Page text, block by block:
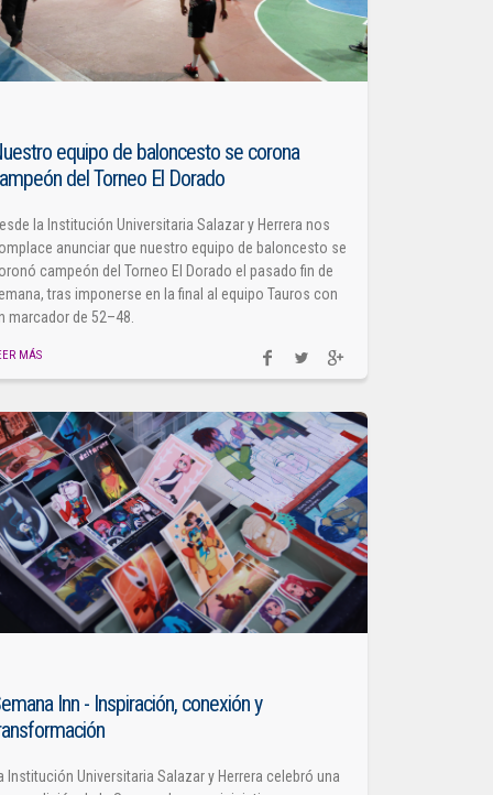
equipo de baloncesto se corona
del Torneo El Dorado
la Institución Universitaria Salazar y Herrera nos
anunciar que nuestro equipo de baloncesto se
campeón del Torneo El Dorado el pasado fin de
tras imponerse en la final al equipo Tauros con
marcador de 52–48.
MÁS
Inn - Inspiración, conexión y
Institución Universitaria Salazar y Herrera celebró una